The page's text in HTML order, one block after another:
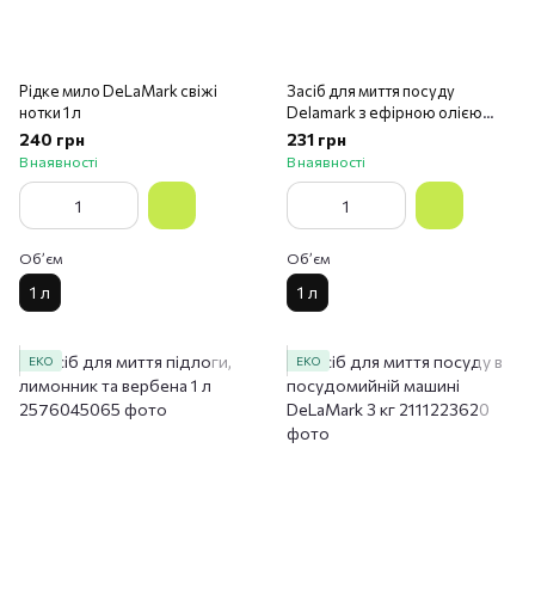
Рідке мило DeLaMark свіжі
нотки 1 л
240 грн
В наявності
Обʼєм
1 л
Засіб для миття посуду
Delamark з ефірною олією
троянди 1 л
231 грн
В наявності
Обʼєм
1 л
ЕКО ЕКО